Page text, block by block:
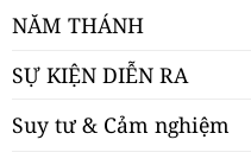
NĂM THÁNH
SỰ KIỆN DIỄN RA
Suy tư & Cảm nghiệm